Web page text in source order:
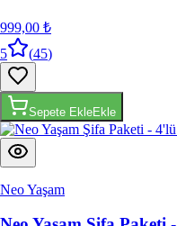
999,00 ₺
5
(45)
Sepete EkleEkle
Neo Yaşam